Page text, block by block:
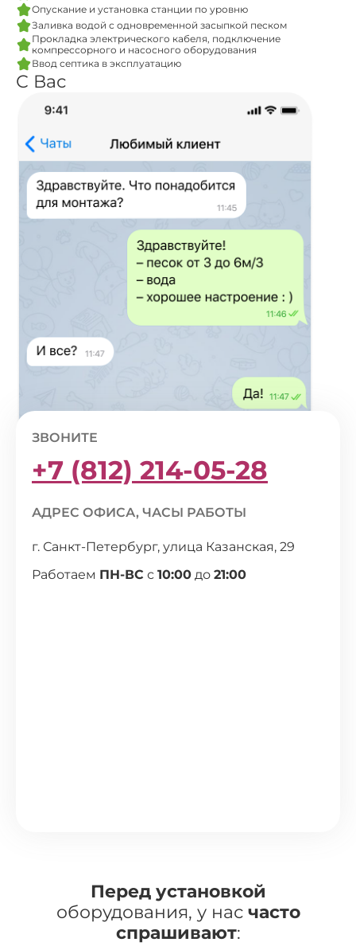
Опускание и установка станции по уровню
Заливка водой с одновременной засыпкой песком
Прокладка электрического кабеля, подключение
компрессорного и насосного оборудования
Ввод септика в эксплуатацию
С Вас
ЗВОНИТЕ
+7 (812) 214-05-28
АДРЕС ОФИСА, ЧАСЫ РАБОТЫ
г. Санкт-Петербург, улица Казанская, 29
Работаем ПН-ВС с 10:00 до 21:00
Перед установкой
оборудования, у нас часто
спрашивают: